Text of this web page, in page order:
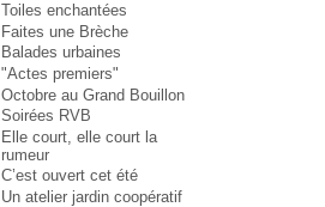
Toiles enchantées
Faites une Brèche
Balades urbaines
"Actes premiers"
Octobre au Grand Bouillon
Soirées RVB
Elle court, elle court la
rumeur
C’est ouvert cet été
Un atelier jardin coopératif